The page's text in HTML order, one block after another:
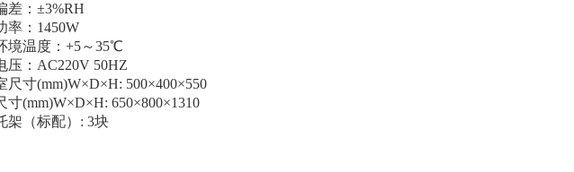
差：±3%RH
率：1450W
境温度：+5～35℃
压：AC220V 50HZ
尺寸(mm)W×D×H: 500×400×550
寸(mm)W×D×H: 650×800×1310
架（标配）: 3块